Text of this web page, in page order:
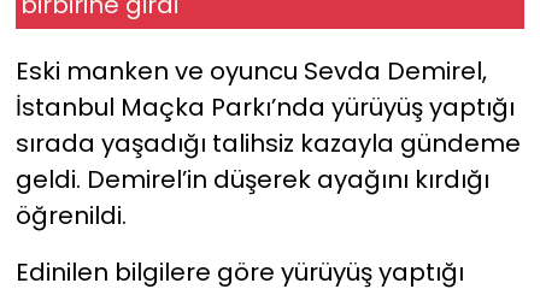
Eski manken ve oyuncu Sevda Demirel,
İstanbul Maçka Parkı’nda yürüyüş yaptığı
sırada yaşadığı talihsiz kazayla gündeme
geldi. Demirel’in düşerek ayağını kırdığı
öğrenildi.
Edinilen bilgilere göre yürüyüş yaptığı
YEREL YÖNETİMLER
Yurt